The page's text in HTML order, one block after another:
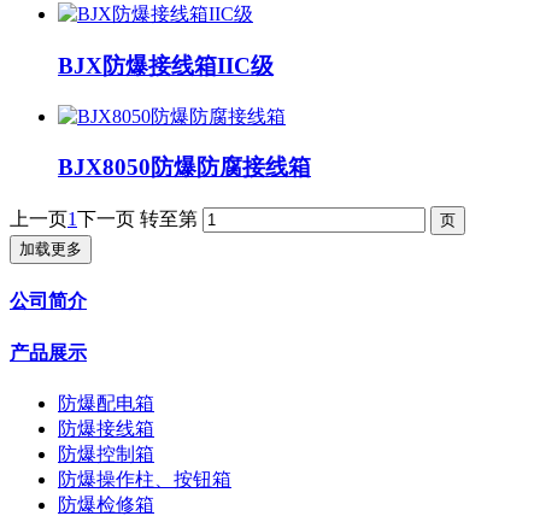
BJX防爆接线箱IIC级
BJX8050防爆防腐接线箱
上一页1下一页 转至第
加载更多
公司简介
产品展示
防爆配电箱
防爆接线箱
防爆控制箱
防爆操作柱、按钮箱
防爆检修箱